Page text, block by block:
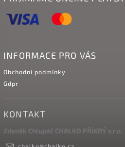
INFORMACE PRO VÁS
Obchodní podmínky
Gdpr
KONTAKT
Zdeněk Chlupáč CHALKO PŘÍKRÝ s.r.o.